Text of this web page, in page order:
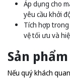
Áp dụng cho
yêu cầu khởi
Tích hợp
vệ tối ưu và
Sản
Nếu quý khách